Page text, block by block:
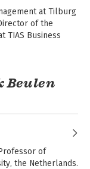
at Tilburg
of the
TIAS Business
Beulen
of
the Netherlands.